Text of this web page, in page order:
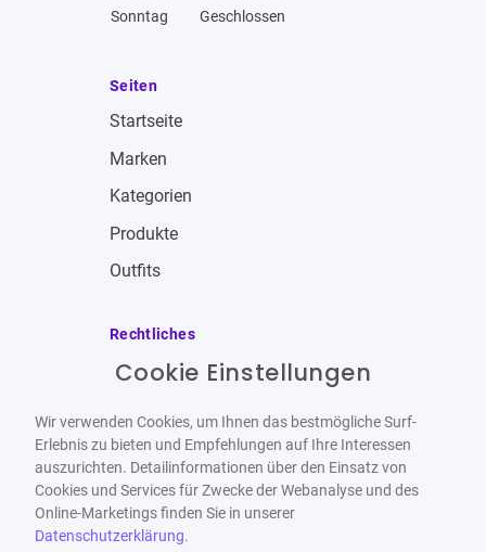
Sonntag
Geschlossen
Seiten
Startseite
Marken
Kategorien
Produkte
Outfits
Rechtliches
Impressum
Datenschutzbestimmungen
Widerrufsbelehrung
Cookie Einstellungen
Wir verwenden Cookies, um Ihnen das bestmögliche Surf-
Erlebnis zu bieten und Empfehlungen auf Ihre Interessen
auszurichten. Detailinformationen über den Einsatz von
Cookies und Services für Zwecke der Webanalyse und des
Online-Marketings finden Sie in unserer
Datenschutzerklärung.